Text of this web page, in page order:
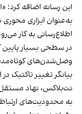
این رسانه اضافه کرد:
به‌عنوان ابزاری
اطلاع‌رسانی به کار
در سطحی بسیار پایین
وصل‌شدن‌های
بیانگر تغییر
به محدودیت‌های